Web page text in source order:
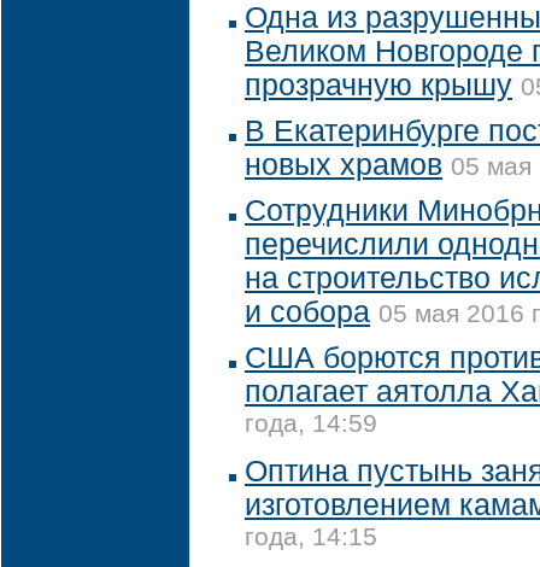
Одна из
Великом Новгороде
прозрачную крышу
В Екатеринбурге
новых храмов 05 мая
Сотрудники
перечислили
на строительство
и собора 05 мая 2016
США борются
полагает аятолла
года, 14:59
Оптина пустынь
изготовлением
года, 14:15